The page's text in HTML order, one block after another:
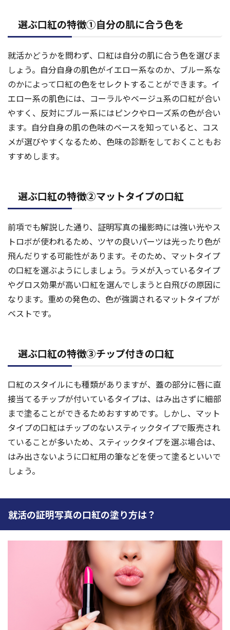
選ぶ口紅の特徴①自分の肌に合う色を
就活かどうかを問わず、口紅は自分の肌に合う色を選びま
しょう。自分自身の肌色がイエロー系なのか、ブルー系な
のかによって口紅の色をセレクトすることができます。イ
エロー系の肌色には、コーラルやベージュ系の口紅が合い
やすく、反対にブルー系にはピンクやローズ系の色が合い
ます。自分自身の肌の色味のベースを知っていると、コス
メが選びやすくなるため、色味の診断をしておくこともお
すすめします。
選ぶ口紅の特徴②マットタイプの口紅
前項でも解説した通り、証明写真の撮影時には強い光やス
トロボが使われるため、ツヤの良いパーツは光ったり色が
飛んだりする可能性があります。そのため、マットタイプ
の口紅を選ぶようにしましょう。ラメが入っているタイプ
やグロス効果が高い口紅を選んでしまうと白飛びの原因に
なります。重めの発色の、色が強調されるマットタイプが
ベストです。
選ぶ口紅の特徴③チップ付きの口紅
口紅のスタイルにも種類がありますが、蓋の部分に唇に直
接当てるチップが付いているタイプは、はみ出さずに細部
まで塗ることができるためおすすめです。しかし、マット
タイプの口紅はチップのないスティックタイプで販売され
ていることが多いため、スティックタイプを選ぶ場合は、
はみ出さないように口紅用の筆などを使って塗るといいで
しょう。
就活の証明写真の口紅の塗り方は？